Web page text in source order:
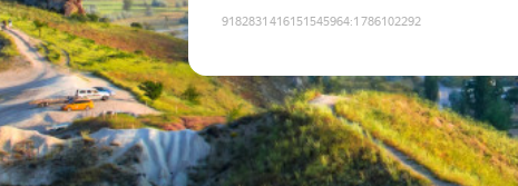
9182831416151545964:1786102292